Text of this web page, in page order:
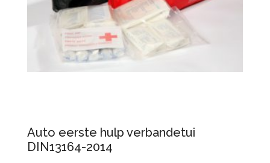
Auto eerste hulp verbandetui
DIN13164-2014